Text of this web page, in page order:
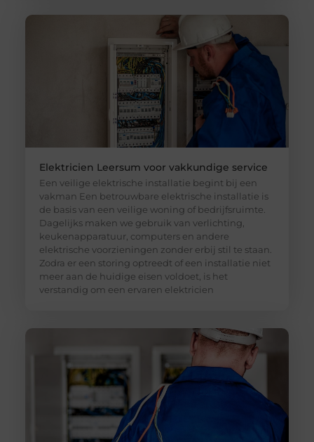
Elektricien Leersum voor vakkundige service
Een veilige elektrische installatie begint bij een
vakman Een betrouwbare elektrische installatie is
de basis van een veilige woning of bedrijfsruimte.
Dagelijks maken we gebruik van verlichting,
keukenapparatuur, computers en andere
elektrische voorzieningen zonder erbij stil te staan.
Zodra er een storing optreedt of een installatie niet
meer aan de huidige eisen voldoet, is het
verstandig om een ervaren elektricien